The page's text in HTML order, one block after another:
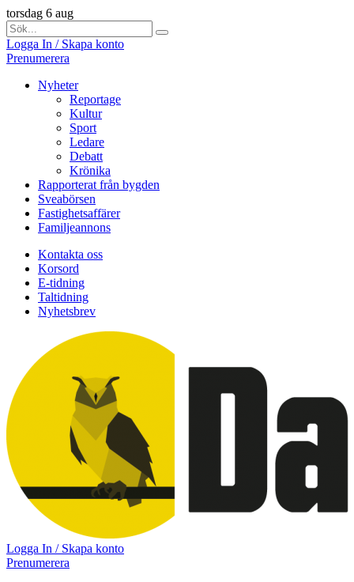
torsdag 6 aug
Logga In / Skapa konto
Prenumerera
Nyheter
Reportage
Kultur
Sport
Ledare
Debatt
Krönika
Rapporterat från bygden
Sveabörsen
Fastighetsaffärer
Familjeannons
Kontakta oss
Korsord
E-tidning
Taltidning
Nyhetsbrev
Logga In / Skapa konto
Prenumerera